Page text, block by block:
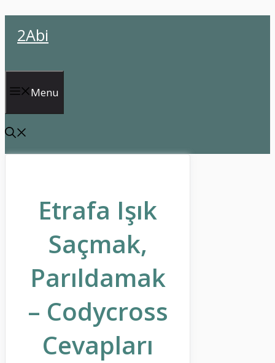
atla2Abi
Menu
Etrafa Işık
Saçmak,
Parıldamak
– Codycross
Cevapları